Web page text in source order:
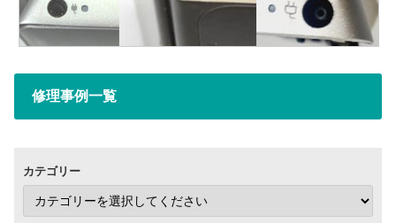
修理事例一覧
カテゴリー